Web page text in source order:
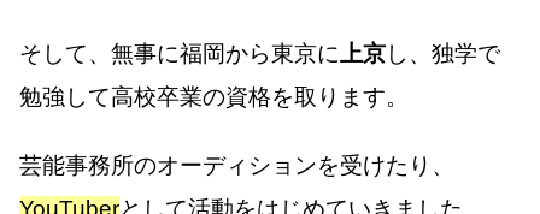
そして、無事に福岡から東京に上京し、独学で
勉強して高校卒業の資格を取ります。
芸能事務所のオーディションを受けたり、
YouTuberとして活動をはじめていきました。